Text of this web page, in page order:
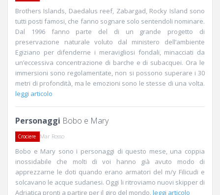
Brothers Islands, Daedalus reef, Zabargad, Rocky Island sono
tutti posti famosi, che fanno sognare solo sentendoli nominare.
Dal 1996 fanno parte del di un grande progetto di
preservazione naturale voluto dal ministero dell’ambiente
Egiziano per difenderne i meravigliosi fondali, minacciati da
un’eccessiva concentrazione di barche e di subacquei. Ora le
immersioni sono regolamentate, non si possono superare i 30
metri di profondità, ma le emozioni sono le stesse di una volta.
leggi articolo
Personaggi Bobo e Mary
Crociere Mar Rosso
Bobo e Mary sono i personaggi di questo mese, una coppia
inossidabile che molti di voi hanno già avuto modo di
apprezzarne le doti quando erano armatori del m/y Filicudi e
solcavano le acque sudanesi. Oggi li ritroviamo nuovi skipper di
Adriatica pronti a partire per il giro del mondo. leggi articolo